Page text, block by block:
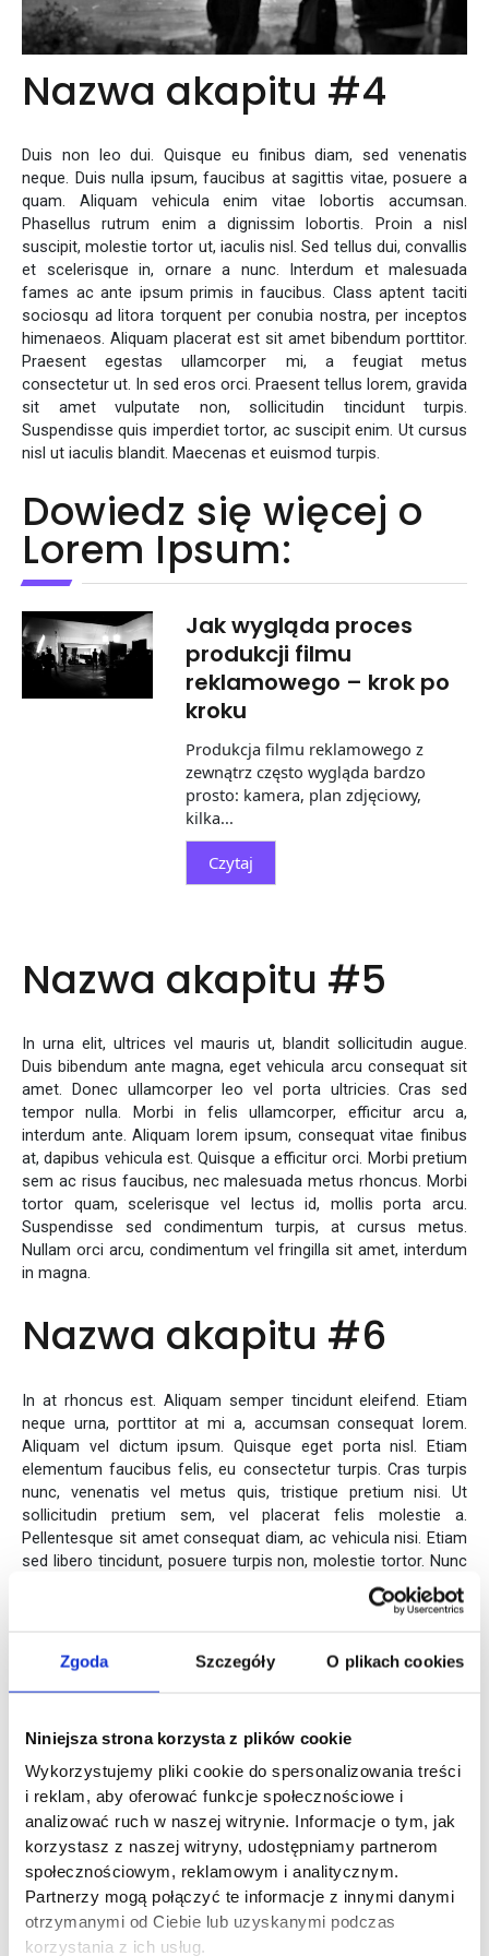
Zgoda Szczegóły O plikach cookies
Niniejsza strona korzysta z plików cookie
Wykorzystujemy pliki cookie do spersonalizowania treści
i reklam, aby oferować funkcje społecznościowe i
analizować ruch w naszej witrynie. Informacje o tym, jak
korzystasz z naszej witryny, udostępniamy partnerom
społecznościowym, reklamowym i analitycznym.
Partnerzy mogą połączyć te informacje z innymi danymi
otrzymanymi od Ciebie lub uzyskanymi podczas
korzystania z ich usług.
Nazwa akapitu #4
Duis non leo dui. Quisque eu finibus diam, sed venenatis
neque. Duis nulla ipsum, faucibus at sagittis vitae, posuere a
quam. Aliquam vehicula enim vitae lobortis accumsan.
Phasellus rutrum enim a dignissim lobortis. Proin a nisl
suscipit, molestie tortor ut, iaculis nisl. Sed tellus dui, convallis
et scelerisque in, ornare a nunc. Interdum et malesuada
fames ac ante ipsum primis in faucibus. Class aptent taciti
sociosqu ad litora torquent per conubia nostra, per inceptos
himenaeos. Aliquam placerat est sit amet bibendum porttitor.
Praesent egestas ullamcorper mi, a feugiat metus
consectetur ut. In sed eros orci. Praesent tellus lorem, gravida
sit amet vulputate non, sollicitudin tincidunt turpis.
Suspendisse quis imperdiet tortor, ac suscipit enim. Ut cursus
nisl ut iaculis blandit. Maecenas et euismod turpis.
Dowiedz się więcej o
Lorem Ipsum:
Jak wygląda proces
produkcji filmu
reklamowego – krok po
kroku
Produkcja filmu reklamowego z
zewnątrz często wygląda bardzo
prosto: kamera, plan zdjęciowy,
kilka...
Czytaj
Nazwa akapitu #5
In urna elit, ultrices vel mauris ut, blandit sollicitudin augue.
Duis bibendum ante magna, eget vehicula arcu consequat sit
amet. Donec ullamcorper leo vel porta ultricies. Cras sed
tempor nulla. Morbi in felis ullamcorper, efficitur arcu a,
interdum ante. Aliquam lorem ipsum, consequat vitae finibus
at, dapibus vehicula est. Quisque a efficitur orci. Morbi pretium
sem ac risus faucibus, nec malesuada metus rhoncus. Morbi
tortor quam, scelerisque vel lectus id, mollis porta arcu.
Suspendisse sed condimentum turpis, at cursus metus.
Nullam orci arcu, condimentum vel fringilla sit amet, interdum
in magna.
Nazwa akapitu #6
In at rhoncus est. Aliquam semper tincidunt eleifend. Etiam
neque urna, porttitor at mi a, accumsan consequat lorem.
Aliquam vel dictum ipsum. Quisque eget porta nisl. Etiam
elementum faucibus felis, eu consectetur turpis. Cras turpis
nunc, venenatis vel metus quis, tristique pretium nisi. Ut
sollicitudin pretium sem, vel placerat felis molestie a.
Pellentesque sit amet consequat diam, ac vehicula nisi. Etiam
sed libero tincidunt, posuere turpis non, molestie tortor. Nunc
posuere quam in libero placerat, nec pretium justo faucibus.
Aenean efficitur quis sem sed consequat. Aenean sodales
iaculis congue. Aliquam dolor sapien, fringilla quis magna et,
viverra rhoncus sapien. Praesent porttitor, purus hendrerit
fermentum luctus, odio dui tristique tellus, sit amet interdum
Nazwa akapitu #7
Sed sollicitudin ante in commodo porta. Duis a nisi nec orci
ultricies gravida vitae eget ipsum. Morbi turpis velit, porta id
eros at, viverra eleifend elit. Fusce massa elit, consequat sed
nulla eget, condimentum scelerisque turpis. Vestibulum vel
arcu ut nulla semper volutpat. Phasellus vitae felis quis ex